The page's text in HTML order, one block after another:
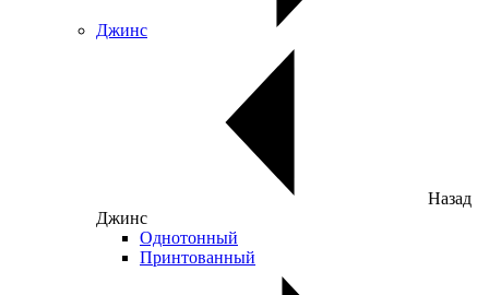
Джинс
Назад
Джинс
Однотонный
Принтованный